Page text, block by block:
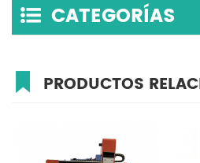
CATEGORÍAS
PRODUCTOS